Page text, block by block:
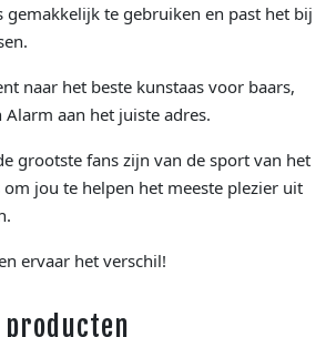
gemakkelijk te gebruiken en past het bij
naar het beste kunstaas voor baars,
aan het juiste adres.
grootste fans zijn van de sport van het
jou te helpen het meeste plezier uit
ervaar het verschil!